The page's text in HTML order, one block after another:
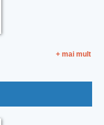
+ mai mult